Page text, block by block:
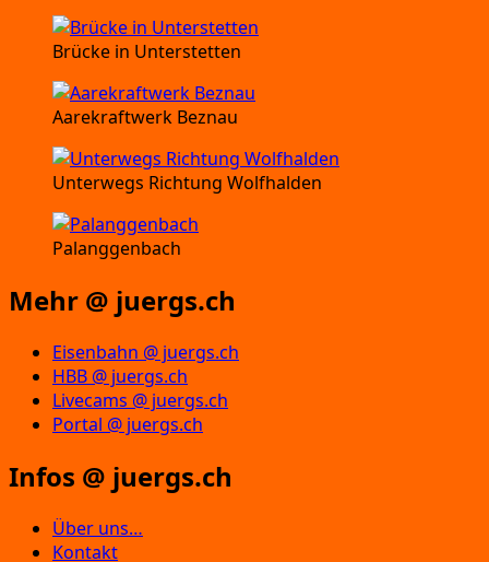
Brücke in Unterstetten
Aarekraftwerk Beznau
Unterwegs Richtung Wolfhalden
Palanggenbach
Mehr @ juergs.ch
Eisenbahn @ juergs.ch
HBB @ juergs.ch
Livecams @ juergs.ch
Portal @ juergs.ch
Infos @ juergs.ch
Über uns…
Kontakt